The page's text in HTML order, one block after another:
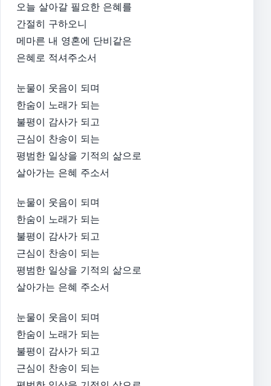
오늘 살아갈 필요한 은혜를
간절히 구하오니
메마른 내 영혼에 단비같은
은혜로 적셔주소서
눈물이 웃음이 되며
한숨이 노래가 되는
불평이 감사가 되고
근심이 찬송이 되는
평범한 일상을 기적의 삶으로
살아가는 은혜 주소서
눈물이 웃음이 되며
한숨이 노래가 되는
불평이 감사가 되고
근심이 찬송이 되는
평범한 일상을 기적의 삶으로
살아가는 은혜 주소서
눈물이 웃음이 되며
한숨이 노래가 되는
불평이 감사가 되고
근심이 찬송이 되는